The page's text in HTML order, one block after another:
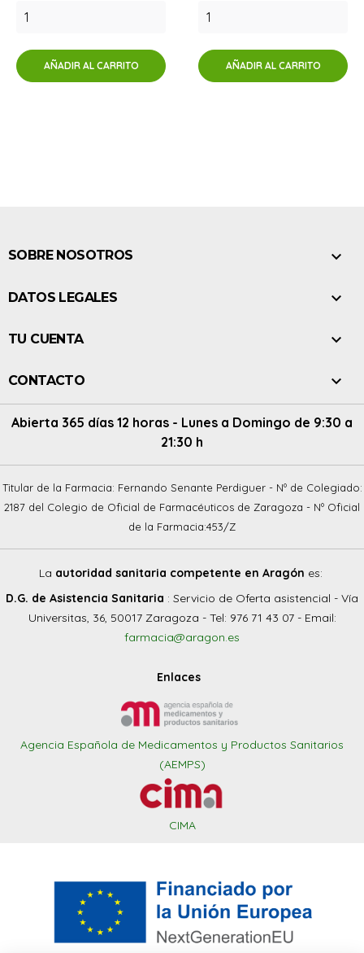
AÑADIR AL CARRITO AÑADIR AL CARRITO
SOBRE NOSOTROS 
DATOS LEGALES 
TU CUENTA 
CONTACTO 
Abierta 365 días 12 horas - Lunes a Domingo de 9:30 a
21:30 h
Titular de la Farmacia: Fernando Senante Perdiguer - Nº de Colegiado:
2187 del Colegio de Oficial de Farmacéuticos de Zaragoza - Nº Oficial
de la Farmacia:453/Z
La autoridad sanitaria competente en Aragón es:
D.G. de Asistencia Sanitaria : Servicio de Oferta asistencial - Vía
Universitas, 36, 50017 Zaragoza - Tel: 976 71 43 07 - Email:
farmacia@aragon.es
Enlaces
Agencia Española de Medicamentos y Productos Sanitarios
(AEMPS)
CIMA